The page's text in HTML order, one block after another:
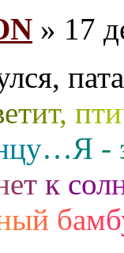
» 17
етит, пти
цу…Я -
ет к сол
ый бамб